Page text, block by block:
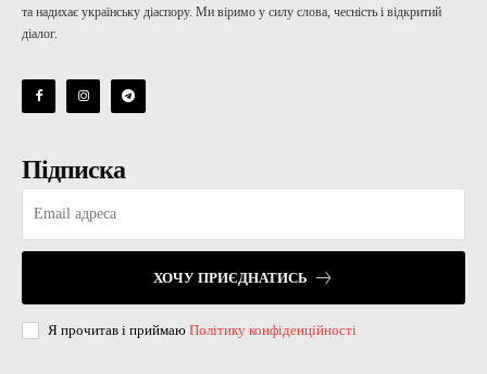
та надихає українську діаспору. Ми віримо у силу слова, чесність і відкритий
діалог.
Підписка
ХОЧУ ПРИЄДНАТИСЬ
Я прочитав і приймаю Політику конфіденційності